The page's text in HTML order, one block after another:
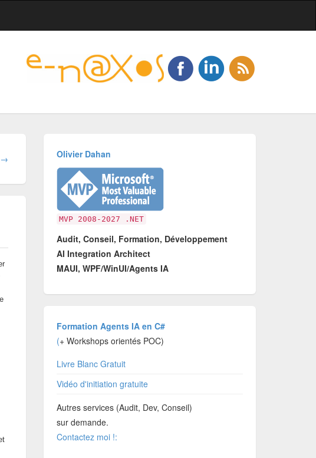
→ Olivier Dahan
MVP 2008-2027 .NET
Audit, Conseil, Formation, Développement
AI Integration Architect
MAUI, WPF/WinUI/Agents IA
Formation Agents IA en C#
(+ Workshops orientés POC)
Livre Blanc Gratuit
Vidéo d'initiation gratuite
Autres services (Audit, Dev, Conseil)
sur demande.
Contactez moi !: